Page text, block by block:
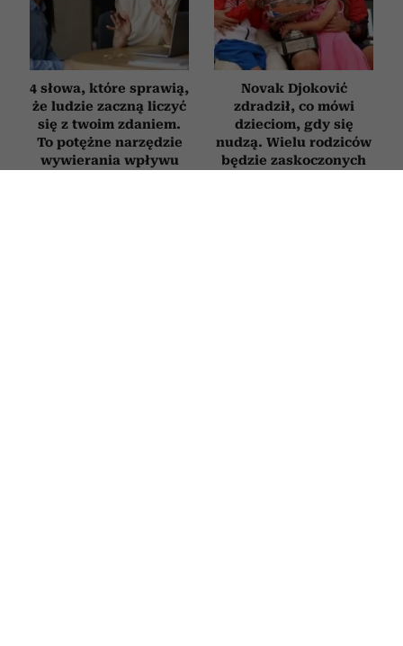
4 słowa, które sprawią,
że ludzie zaczną liczyć
się z twoim zdaniem.
To potężne narzędzie
wywierania wpływu
Novak Djoković
zdradził, co mówi
dzieciom, gdy się
nudzą. Wielu rodziców
będzie zaskoczonych